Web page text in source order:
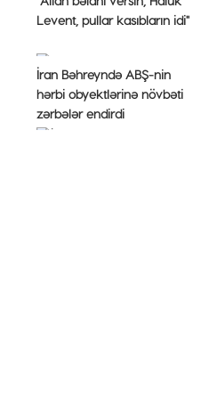
Levent, pullar kasıbların idi"
İran Bəhreyndə ABŞ-nin
hərbi obyektlərinə növbəti
zərbələr endirdi